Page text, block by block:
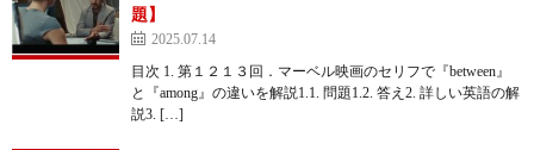
題】
2025.07.14
目次 1. 第１２１３回．マーベル映画のセリフで『between』
と『among』の違いを解説1.1. 問題1.2. 答え2. 詳しい英語の解
説3. […]